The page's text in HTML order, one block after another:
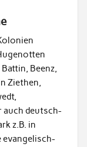
Beenz,
Ziethen,
auch deutsch-
z.B. in
evangelisch-